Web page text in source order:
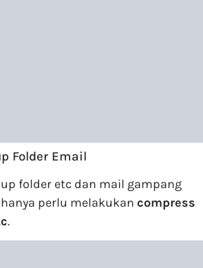
Folder Email
folder etc dan mail gampang
perlu melakukan compress
.